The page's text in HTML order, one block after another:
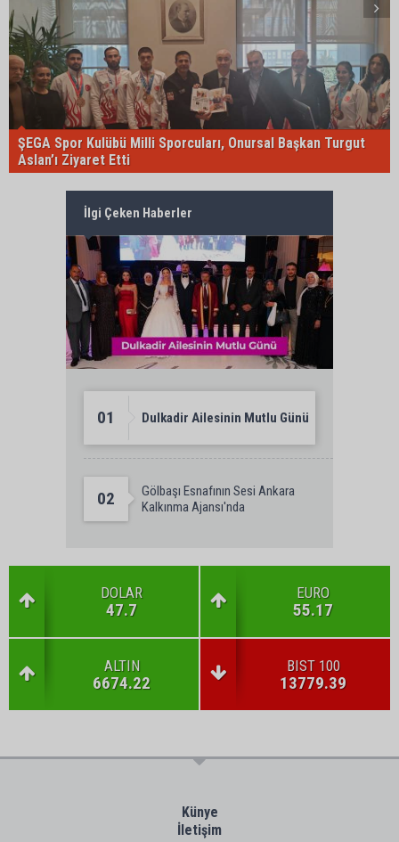
ŞEGA Spor Kulübü Milli Sporcuları, Onursal Başkan Turgut
Aslan’ı Ziyaret Etti
İlgi Çeken Haberler
01 Dulkadir Ailesinin Mutlu Günü
02
Gölbaşı Esnafının Sesi Ankara
Kalkınma Ajansı'nda
DOLAR
47.7
EURO
55.17
ALTIN
6674.22
BIST 100
13779.39
Künye
İletişim